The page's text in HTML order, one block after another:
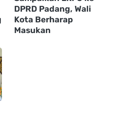
DPRD Padang, Wali
Kota Berharap
Masukan